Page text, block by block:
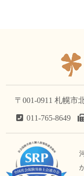
〒001-0911 札幌市
011-765-8649